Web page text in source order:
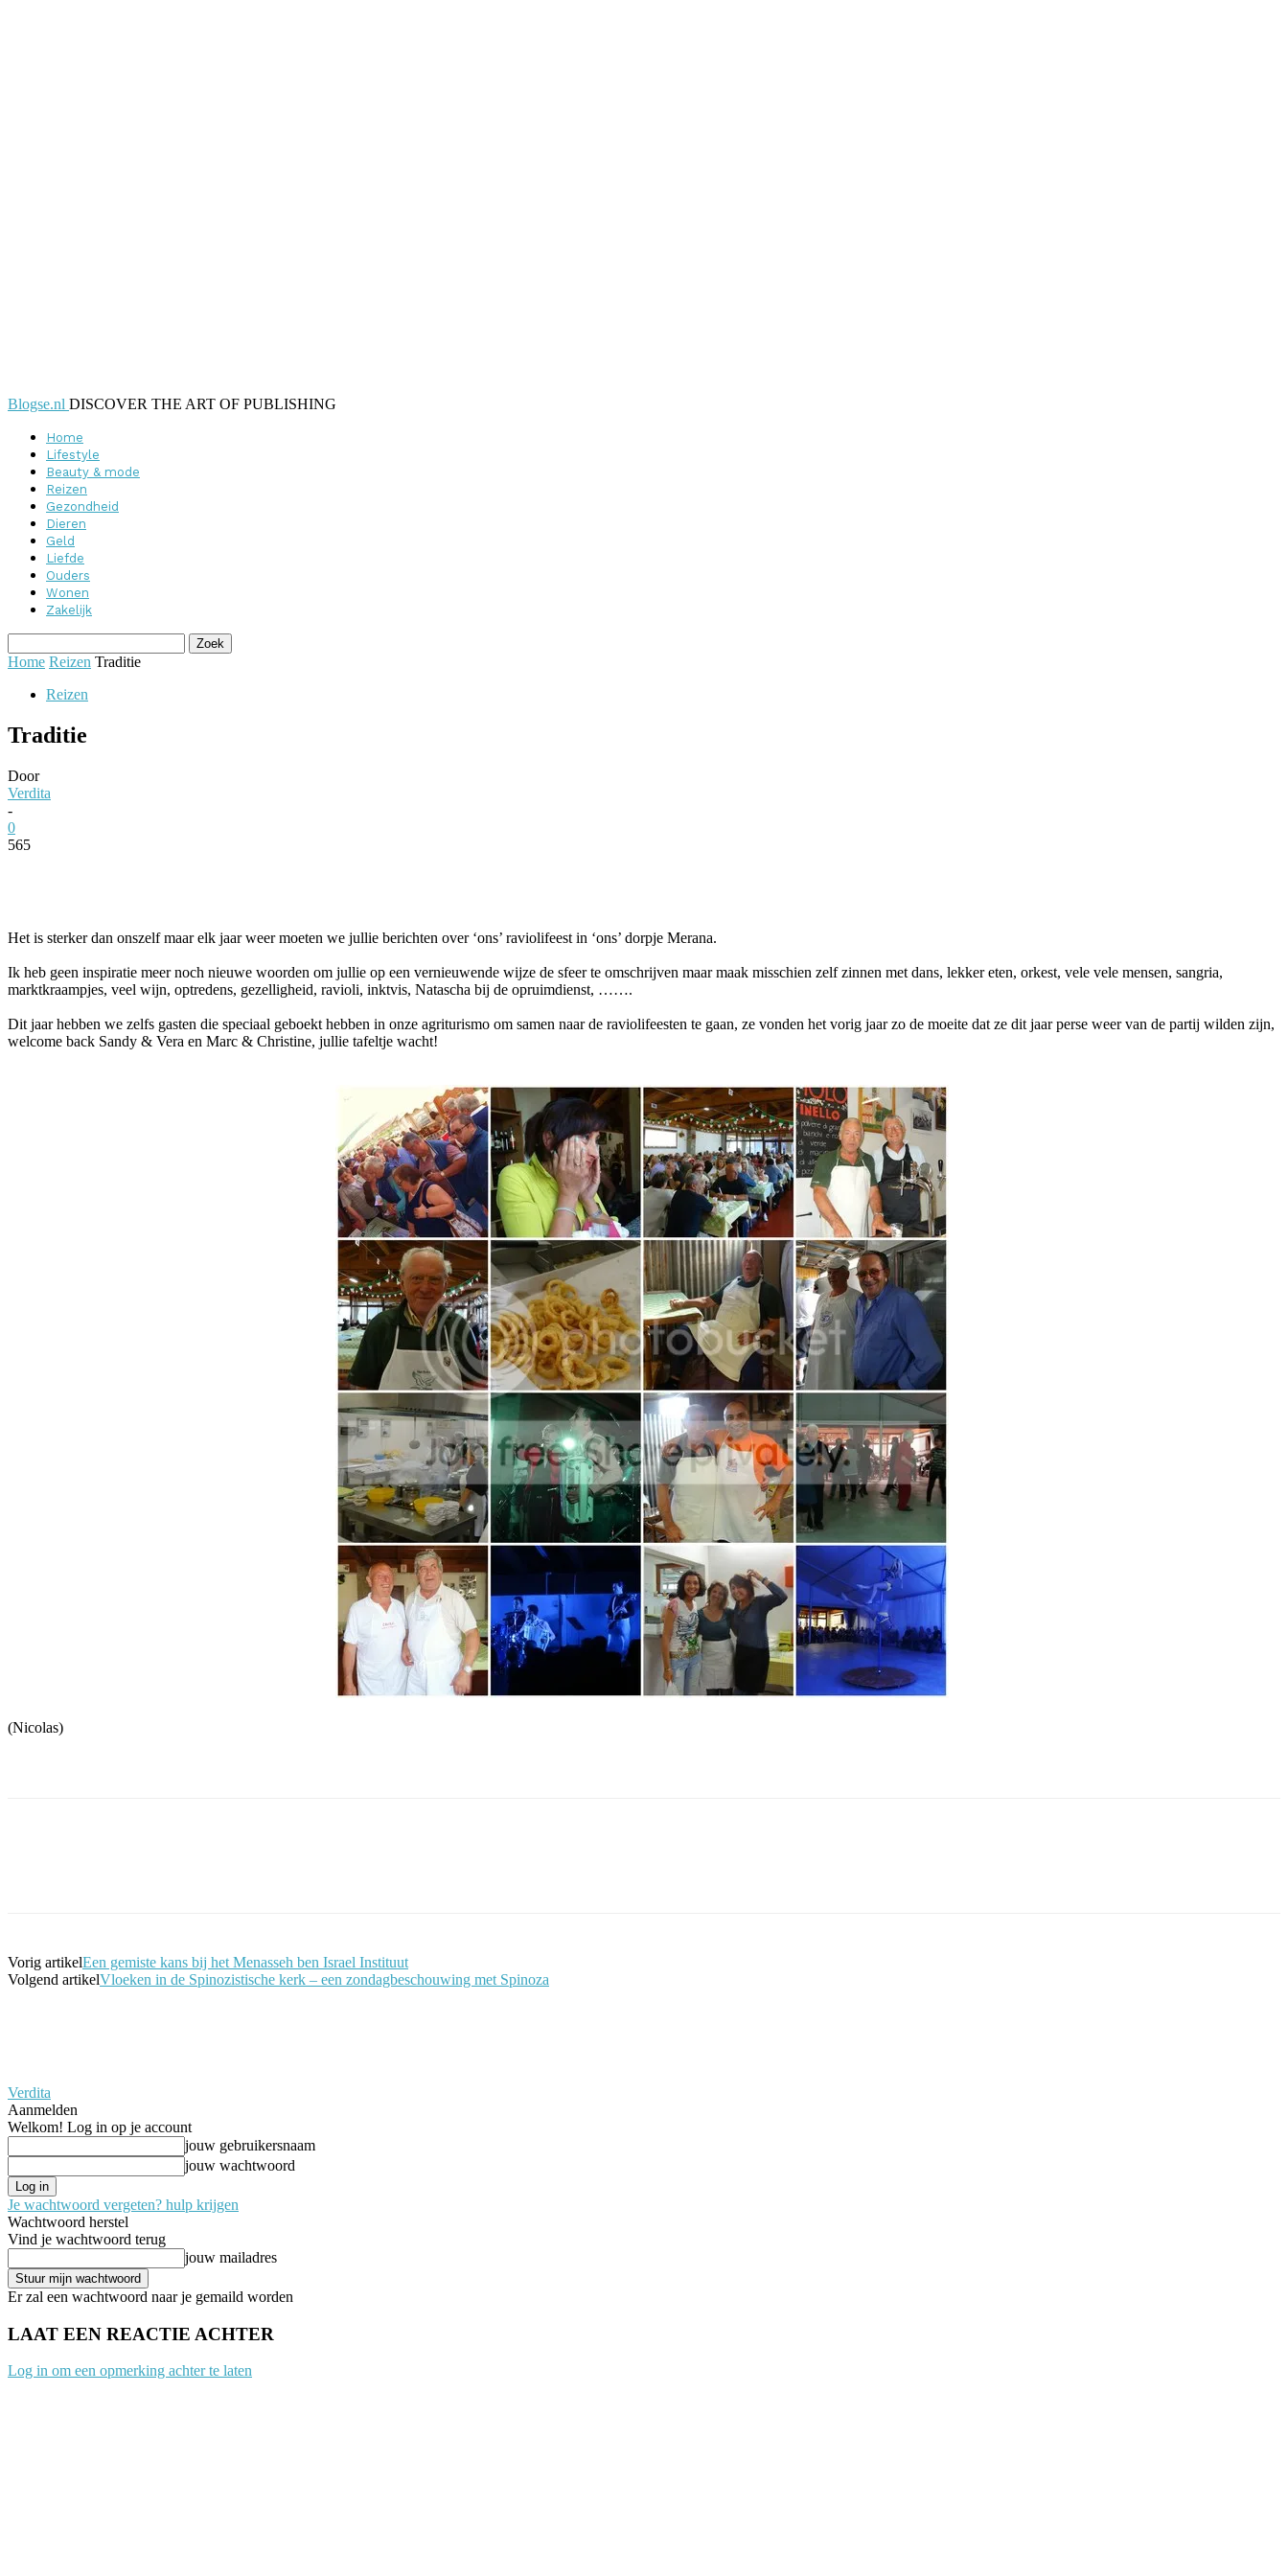
Blogse.nl DISCOVER THE ART OF PUBLISHING
Home
Lifestyle
Beauty & mode
Reizen
Gezondheid
Dieren
Geld
Liefde
Ouders
Wonen
Zakelijk
Home Reizen Traditie
Reizen
Traditie
Door
Verdita
-
0
565
Het is sterker dan onszelf maar elk jaar weer moeten we jullie berichten over ‘ons’ raviolifeest in ‘ons’ dorpje Merana.
Ik heb geen inspiratie meer noch nieuwe woorden om jullie op een vernieuwende wijze de sfeer te omschrijven maar maak misschien zelf zinnen met dans, lekker eten, orkest, vele vele mensen, sangria,
marktkraampjes, veel wijn, optredens, gezelligheid, ravioli, inktvis, Natascha bij de opruimdienst, …….
Dit jaar hebben we zelfs gasten die speciaal geboekt hebben in onze agriturismo om samen naar de raviolifeesten te gaan, ze vonden het vorig jaar zo de moeite dat ze dit jaar perse weer van de partij wilden zijn,
welcome back Sandy & Vera en Marc & Christine, jullie tafeltje wacht!
(Nicolas)
Vorig artikelEen gemiste kans bij het Menasseh ben Israel Instituut
Volgend artikelVloeken in de Spinozistische kerk – een zondagbeschouwing met Spinoza
Verdita
Aanmelden
Welkom! Log in op je account
jouw gebruikersnaam
jouw wachtwoord
Je wachtwoord vergeten? hulp krijgen
Wachtwoord herstel
Vind je wachtwoord terug
jouw mailadres
Er zal een wachtwoord naar je gemaild worden
LAAT EEN REACTIE ACHTER
Log in om een opmerking achter te laten